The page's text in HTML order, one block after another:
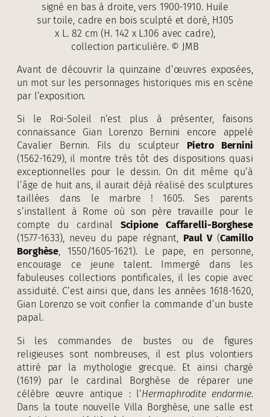
signé en bas à droite, vers 1900-1910. Huile
sur toile, cadre en bois sculpté et doré, H.105
x L. 82 cm (H. 142 x L.106 avec cadre),
collection particulière. © JMB
Avant de découvrir la quinzaine d’œuvres exposées,
un mot sur les personnages historiques mis en scène
par l’exposition.
Si le Roi-Soleil n’est plus à présenter, faisons
connaissance Gian Lorenzo Bernini encore appelé
Cavalier Bernin. Fils du sculpteur Pietro Bernini
(1562-1629), il montre très tôt des dispositions quasi
exceptionnelles pour le dessin. On dit même qu’à
l’âge de huit ans, il aurait déjà réalisé des sculptures
taillées dans le marbre ! 1605. Ses parents
s’installent à Rome où son père travaille pour le
compte du cardinal Scipione Caffarelli-Borghese
(1577-1633), neveu du pape régnant, Paul V(Camillo
Borghèse, 1550/1605-1621). Le pape, en personne,
encourage ce jeune talent. Immergé dans les
fabuleuses collections pontificales, il les copie avec
assiduité. C’est ainsi que, dans les années 1618-1620,
Gian Lorenzo se voit confier la commande d’un buste
papal.
Si les commandes de bustes ou de figures
religieuses sont nombreuses, il est plus volontiers
attiré par la mythologie grecque. Et ainsi chargé
(1619) par le cardinal Borghèse de réparer une
célèbre œuvre antique : l’Hermaphrodite endormie.
Dans la toute nouvelle Villa Borghèse, une salle est